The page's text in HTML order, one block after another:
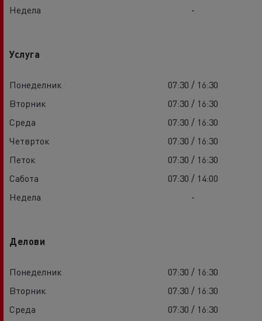
Недела
-
Услуга
Понеделник
07:30 / 16:30
Вторник
07:30 / 16:30
Среда
07:30 / 16:30
Четврток
07:30 / 16:30
Петок
07:30 / 16:30
Сабота
07:30 / 14:00
Недела
-
Делови
Понеделник
07:30 / 16:30
Вторник
07:30 / 16:30
Среда
07:30 / 16:30